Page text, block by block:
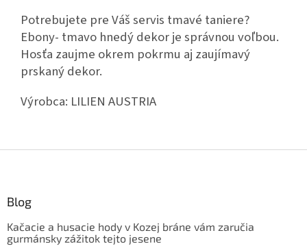
Potrebujete pre Váš servis tmavé taniere?
Ebony- tmavo hnedý dekor je správnou voľbou.
Hosťa zaujme okrem pokrmu aj zaujímavý
prskaný dekor.
Výrobca: LILIEN AUSTRIA
Blog
Kačacie a husacie hody v Kozej bráne vám zaručia
gurmánsky zážitok tejto jesene